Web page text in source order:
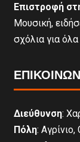
Επιστροφή
Μουσική,
σχόλια για
Διεύθυνση:
Πόλη: